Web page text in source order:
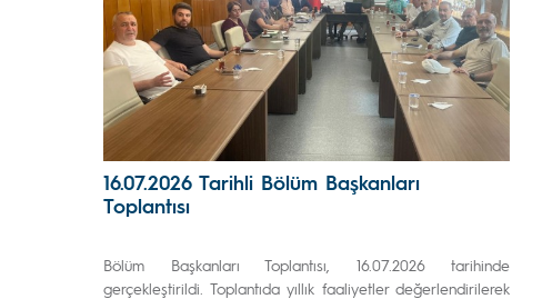
16.07.2026 Tarihli Bölüm Başkanları
Toplantısı
Bölüm Başkanları Toplantısı, 16.07.2026 tarihinde
gerçekleştirildi. Toplantıda yıllık faaliyetler değerlendirilerek